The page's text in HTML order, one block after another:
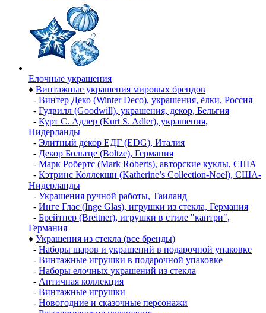
Елочные украшения
♦ Винтажные украшения мировых брендов
- Винтер Деко (Winter Deco), украшения, ёлки, Россия
- Гудвилл (Goodwill), украшения, декор, Бельгия
- Курт С. Адлер (Kurt S. Adler), украшения,
Нидерланды
- Элитный декор ЕДГ (EDG), Италия
- Декор Больтце (Boltze), Германия
- Марк Робертс (Mark Roberts), авторские куклы, США
- Кэтринс Коллекшн (Katherine’s Collection-Noel), США-
Нидерланды
- Украшения ручной работы, Таиланд
- Инге Глас (Inge Glas), игрушки из стекла, Германия
- Брейтнер (Breitner), игрушки в стиле "кантри",
Германия
♦ Украшения из стекла (все бренды)
- Наборы шаров и украшений в подарочной упаковке
- Винтажные игрушки в подарочной упаковке
- Наборы елочных украшений из стекла
- Античная коллекция
- Винтажные игрушки
- Новогодние и сказочные персонажи